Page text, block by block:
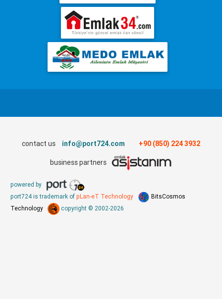
contact us info@port724.com +90 (850) 224 3932
business partners
powered by
port724 is trademark of pLan-eT Technology
BitsCosmos
Technology
copyright © 2002-2026